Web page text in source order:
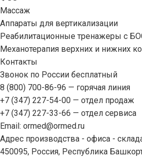
Массаж
Аппараты для вертикализации
Реабилитационные тренажеры с
Механотерапия верхних и нижних
Контакты
Звонок по России бесплатный
8 (800) 700-86-96 — горячая линия
+7 (347) 227-54-00 — отдел продаж
+7 (347) 227-33-66 — отдел сервиса
Email: ormed@ormed.ru
Адрес производства - офиса -
450095, Россия, Республика